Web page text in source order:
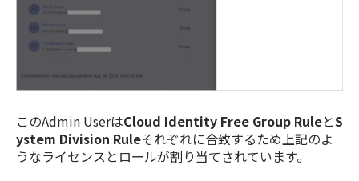
このAdmin UserはCloud Identity Free Group RuleとS
ystem Division Ruleそれぞれに合致するため上記のよ
うなライセンスとロールが割り当てされています。